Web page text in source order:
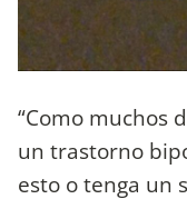
“Como muchos
un trastorno
esto o tenga un